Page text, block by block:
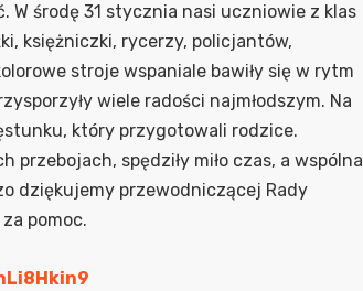
środę 31 stycznia nasi uczniowie z klas
księżniczki, rycerzy, policjantów,
stroje wspaniale bawiły się w rytm
wiele radości najmłodszym. Na
który przygotowali rodzice.
spędziły miło czas, a wspólna
dziękujemy przewodniczącej Rady
pomoc.